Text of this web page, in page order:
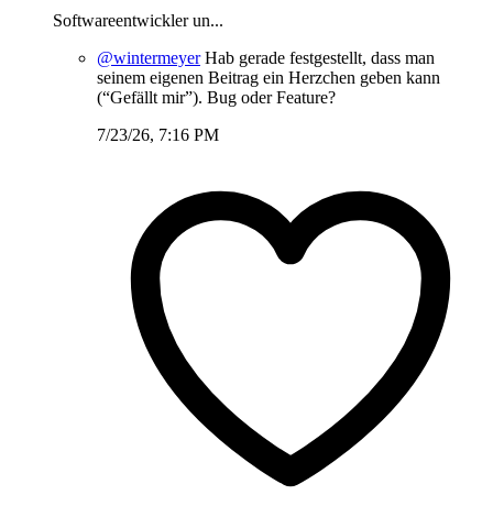
Softwareentwickler un...
@wintermeyerHab gerade festgestellt, dass man
seinem eigenen Beitrag ein Herzchen geben kann
(“Gefällt mir”). Bug oder Feature?
7/23/26, 7:16 PM